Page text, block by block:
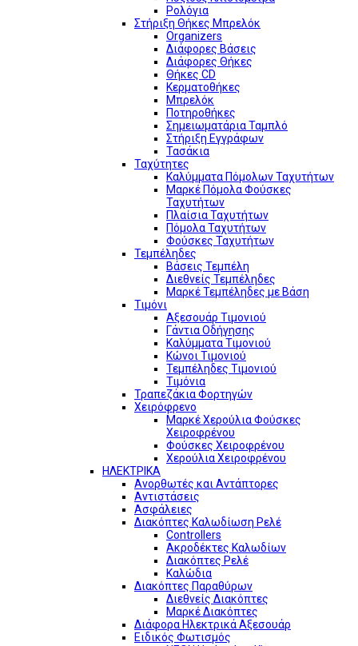
Ρολόγια
Στήριξη Θήκες Μπρελόκ
Organizers
Διάφορες Βάσεις
Διάφορες Θήκες
Θήκες CD
Κερματοθήκες
Μπρελόκ
Ποτηροθήκες
Σημειωματάρια Ταμπλό
Στήριξη Εγγράφων
Τασάκια
Ταχύτητες
Καλύμματα Πόμολων Ταχυτήτων
Μαρκέ Πόμολα Φούσκες
Ταχυτήτων
Πλαίσια Ταχυτήτων
Πόμολα Ταχυτήτων
Φούσκες Ταχυτήτων
Τεμπέληδες
Βάσεις Τεμπέλη
Διεθνείς Τεμπέληδες
Μαρκέ Τεμπέληδες με Βάση
Τιμόνι
Αξεσουάρ Τιμονιού
Γάντια Οδήγησης
Καλύμματα Τιμονιού
Κώνοι Τιμονιού
Τεμπέληδες Τιμονιού
Τιμόνια
Τραπεζάκια Φορτηγών
Χειρόφρενο
Μαρκέ Χερούλια Φούσκες
Χειροφρένου
Φούσκες Χειροφρένου
Χερούλια Χειροφρένου
ΗΛΕΚΤΡΙΚΑ
Ανορθωτές και Αντάπτορες
Αντιστάσεις
Ασφάλειες
Διακόπτες Καλωδίωση Ρελέ
Controllers
Ακροδέκτες Καλωδίων
Διακόπτες Ρελέ
Καλώδια
Διακόπτες Παραθύρων
Διεθνείς Διακόπτες
Μαρκέ Διακόπτες
Διάφορα Ηλεκτρικά Αξεσουάρ
Ειδικός Φωτισμός